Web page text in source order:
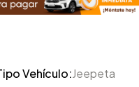
Vehículo:Jeepeta